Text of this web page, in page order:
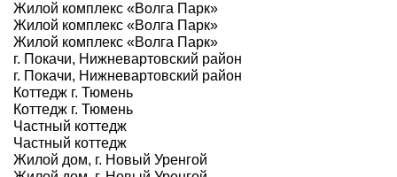
Жилой комплекс «Волга Парк»
Жилой комплекс «Волга Парк»
Жилой комплекс «Волга Парк»
г. Покачи, Нижневартовский район
г. Покачи, Нижневартовский район
Коттедж г. Тюмень
Коттедж г. Тюмень
Частный коттедж
Частный коттедж
Жилой дом, г. Новый Уренгой